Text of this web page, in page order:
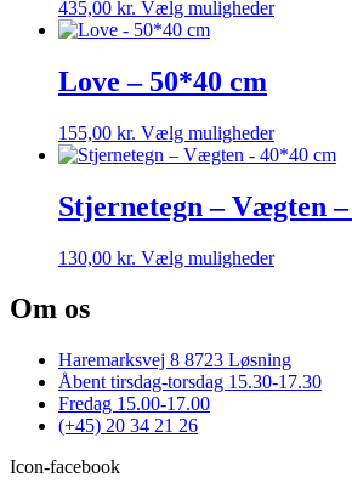
kan
435,00 kr. Vælg mulighederDette
kan
vælges
varesiden
Love – 50*40 cm
155,00 kr. Vælg mulighederDette
vare
flere
varianter.
kan
Stjernetegn – Vægten
130,00 kr. Vælg mulighederDette
kan
Om os
Haremarksvej 8 8723 Løsning
Åbent tirsdag-torsdag 15.30-17.30
Fredag 15.00-17.00
(+45) 20 34 21 26
Icon-facebook